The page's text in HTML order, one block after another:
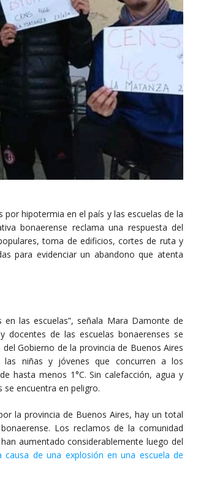
hipotermia en el país y las escuelas de la
bonaerense reclama una respuesta del
toma de edificios, cortes de ruta y
para evidenciar un abandono que atenta
las escuelas”, señala Mara Damonte de
docentes de las escuelas bonaerenses se
Gobierno de la provincia de Buenos Aires
niñas y jóvenes que concurren a los
hasta menos 1°C. Sin calefacción, agua y
se encuentra en peligro.
la provincia de Buenos Aires, hay un total
Los reclamos de la comunidad
aumentado considerablemente luego del
causa de una explosión en una escuela de